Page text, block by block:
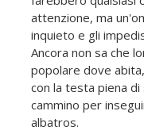
attenzione, ma
inquieto e gli
Ancora non sa che
popolare dove
con la testa piena
cammino per
albatros.